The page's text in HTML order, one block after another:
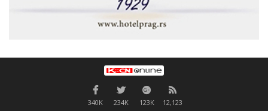
340K 234K 123K 12,123